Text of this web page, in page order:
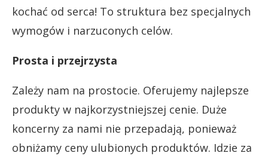
kochać od serca! To struktura bez specjalnych
wymogów i narzuconych celów.
Prosta i przejrzysta
Zależy nam na prostocie. Oferujemy najlepsze
produkty w najkorzystniejszej cenie. Duże
koncerny za nami nie przepadają, ponieważ
obniżamy ceny ulubionych produktów. Idzie za